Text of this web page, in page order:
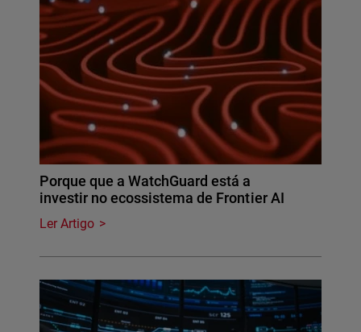
Porque que a WatchGuard está a
investir no ecossistema de Frontier AI
Ler Artigo